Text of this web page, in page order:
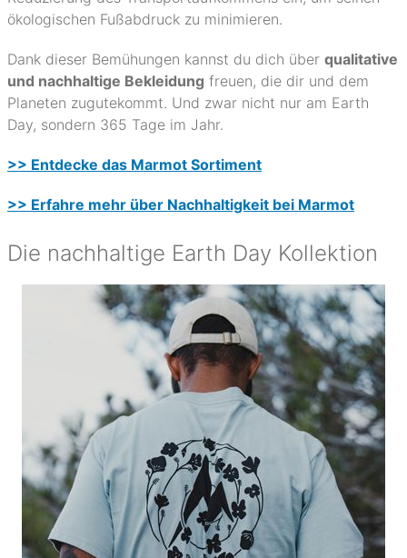
ökologischen Fußabdruck zu minimieren.
Dank dieser Bemühungen kannst du dich über qualitative
und nachhaltige Bekleidung freuen, die dir und dem
Planeten zugutekommt. Und zwar nicht nur am Earth
Day, sondern 365 Tage im Jahr.
>> Entdecke das Marmot Sortiment
>> Erfahre mehr über Nachhaltigkeit bei Marmot
Die nachhaltige Earth Day Kollektion